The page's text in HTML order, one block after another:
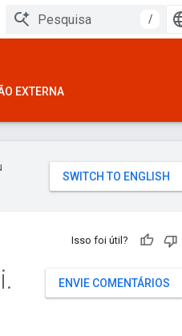
/
EXTERNA
Isso foi útil?
ENVIE COMENTÁRIOS
.